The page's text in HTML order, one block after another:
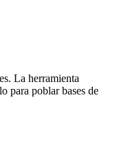
La herramienta
para poblar bases de